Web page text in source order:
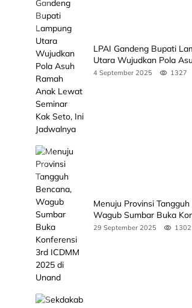
LPAI Gandeng Bupati
Utara Wujudkan Pola
Anak Lewat Seminar Kak
4 September 2025 1327
Menuju Provinsi
Wagub Sumbar Buka
3rd ICDMM 2025 di Unand
29 September 2025 1302